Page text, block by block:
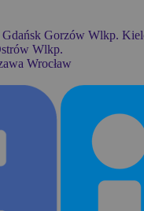
Gdańsk Gorzów Wlkp.
Wlkp.
Wrocław